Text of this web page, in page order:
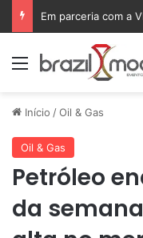
Menu
Início /Oil & Gas
Oil & Gas
Petróleo
da